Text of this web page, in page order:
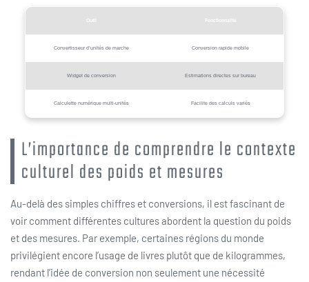
Outil Fonctionnalité
Convertisseur d’unités de marche Conversion rapide mobile
Widget de conversion Estimations directes sur bureau
Calculette numérique multi-unités Facilite des calculs variés
L’importance de comprendre le contexte
culturel des poids et mesures
Au-delà des simples chiffres et conversions, il est fascinant de
voir comment différentes cultures abordent la question du poids
et des mesures. Par exemple, certaines régions du monde
privilégient encore l’usage de livres plutôt que de kilogrammes,
rendant l’idée de conversion non seulement une nécessité